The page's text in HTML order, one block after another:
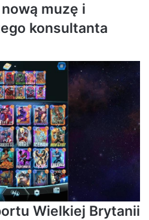
muzę i
konsultanta
Wielkiej Brytanii